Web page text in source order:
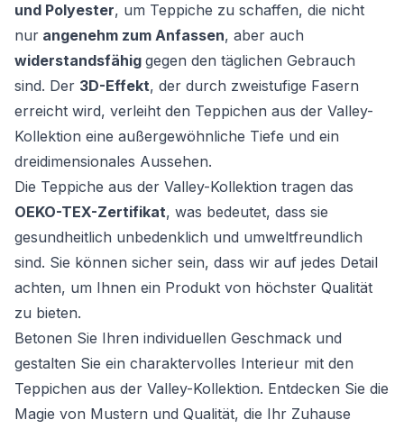
und Polyester, um Teppiche zu schaffen, die nicht
nur angenehm zum Anfassen, aber auch
widerstandsfähig gegen den täglichen Gebrauch
sind. Der 3D-Effekt, der durch zweistufige Fasern
erreicht wird, verleiht den Teppichen aus der Valley-
Kollektion eine außergewöhnliche Tiefe und ein
dreidimensionales Aussehen.
Die Teppiche aus der Valley-Kollektion tragen das
OEKO-TEX-Zertifikat, was bedeutet, dass sie
gesundheitlich unbedenklich und umweltfreundlich
sind. Sie können sicher sein, dass wir auf jedes Detail
achten, um Ihnen ein Produkt von höchster Qualität
zu bieten.
Betonen Sie Ihren individuellen Geschmack und
gestalten Sie ein charaktervolles Interieur mit den
Teppichen aus der Valley-Kollektion. Entdecken Sie die
Magie von Mustern und Qualität, die Ihr Zuhause